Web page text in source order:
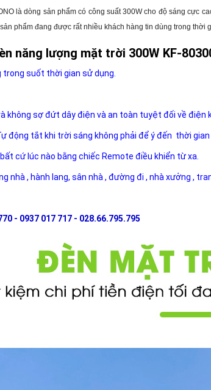
là dòng sản phẩm có công suất 300W cho độ sáng cực
phẩm đang được rất nhiều khách hàng tin dùng trong thời
năng lượng mặt trời 300W KF-
suốt thời gian sử dụng.
không sợ đứt dây điện và an toàn tuyệt đối về điện
động tắt khi trời sáng không phải để ý đến thời
cứ lúc nào bằng chiếc Remote điều khiển từ xa.
nhà , hành lang, sân nhà , đường đi , nhà xưởng ,
- 0937 017 717 - 028.66.795.795